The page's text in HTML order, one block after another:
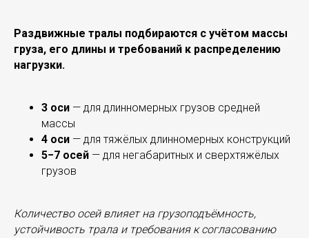
Раздвижные тралы подбираются с учётом массы
груза, его длины и требований к распределению
нагрузки.
3 оси — для длинномерных грузов средней
массы
4 оси — для тяжёлых длинномерных конструкций
5−7 осей — для негабаритных и сверхтяжёлых
грузов
Количество осей влияет на грузоподъёмность,
устойчивость трала и требования к согласованию